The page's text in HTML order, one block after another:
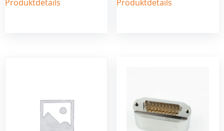
Produktdetails Produktdetails